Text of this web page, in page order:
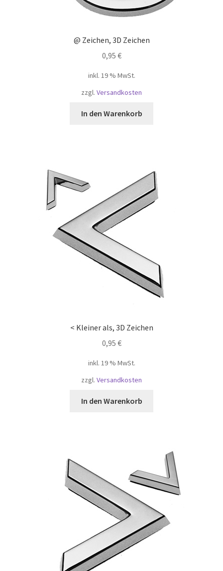
@ Zeichen, 3D Zeichen
0,95 €
inkl. 19 % MwSt.
zzgl. Versandkosten
In den Warenkorb
< Kleiner als, 3D Zeichen
0,95 €
inkl. 19 % MwSt.
zzgl. Versandkosten
In den Warenkorb